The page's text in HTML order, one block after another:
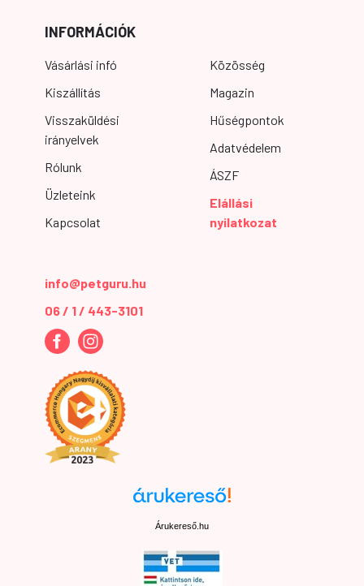
INFORMÁCIÓK
Vásárlási infó
Kiszállítás
Visszaküldési
irányelvek
Rólunk
Üzleteink
Kapcsolat
Közösség
Magazin
Hűségpontok
Adatvédelem
ÁSZF
Elállási
nyilatkozat
info@petguru.hu
06 / 1 / 443-3101
Árukereső.hu